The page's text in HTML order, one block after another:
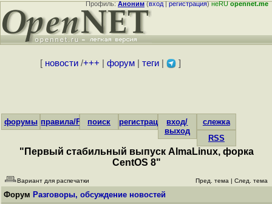
Профиль:Аноним(вход|регистрация)неRUopennet.me
[ новости/+++ форум| теги| ]
форумы правила/FAQпоиск регистрациявход/
выход
слежка
RSS
"Первый стабильный выпуск AlmaLinux, форка
CentOS 8"
Вариант для распечатки Пред. тема | След. тема
Форум Разговоры, обсуждение новостей